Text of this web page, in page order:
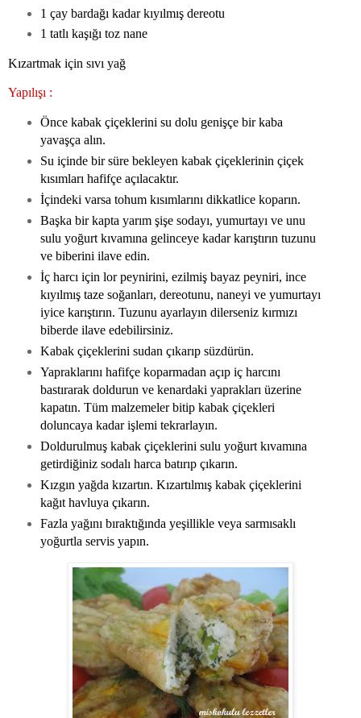
1 çay bardağı kadar kıyılmış dereotu
1 tatlı kaşığı toz nane
Kızartmak için sıvı yağ
Yapılışı :
Önce kabak çiçeklerini su dolu genişçe bir kaba
yavaşça alın.
Su içinde bir süre bekleyen kabak çiçeklerinin çiçek
kısımları hafifçe açılacaktır.
İçindeki varsa tohum kısımlarını dikkatlice koparın.
Başka bir kapta yarım şişe sodayı, yumurtayı ve unu
sulu yoğurt kıvamına gelinceye kadar karıştırın tuzunu
ve biberini ilave edin.
İç harcı için lor peynirini, ezilmiş bayaz peyniri, ince
kıyılmış taze soğanları, dereotunu, naneyi ve yumurtayı
iyice karıştırın. Tuzunu ayarlayın dilerseniz kırmızı
biberde ilave edebilirsiniz.
Kabak çiçeklerini sudan çıkarıp süzdürün.
Yapraklarını hafifçe koparmadan açıp iç harcını
bastırarak doldurun ve kenardaki yaprakları üzerine
kapatın. Tüm malzemeler bitip kabak çiçekleri
doluncaya kadar işlemi tekrarlayın.
Doldurulmuş kabak çiçeklerini sulu yoğurt kıvamına
getirdiğiniz sodalı harca batırıp çıkarın.
Kızgın yağda kızartın. Kızartılmış kabak çiçeklerini
kağıt havluya çıkarın.
Fazla yağını bıraktığında yeşillikle veya sarmısaklı
yoğurtla servis yapın.